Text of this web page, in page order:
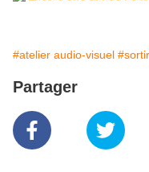
#atelier audio-visuel
Partager